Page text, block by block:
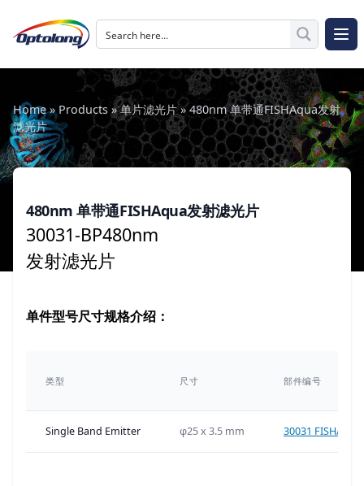
The Logo of Optolong Optics Co., Ltd.
打
Home»Products»单片滤光片»480nm 单带通FISHAqua发射
滤光片
480nm 单带通FISHAqua发射滤光片
30031-BP480nm
发射滤光片
单件型号尺寸规格介绍：
类型 尺寸 部件编号
Single Band Emitter φ25 x 3.5 mm 30031